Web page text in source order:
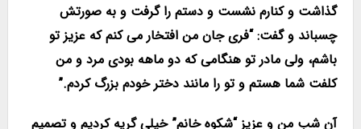
گذاشت و کنارم نشست و دستم را گرفت و به صورتش
چسباند و گفت: “فری جان من افتخار می کنم که عزیز تو
باشم، ولی مادر تو هنگامی که دو ماهه بودی مرد و من
کلفت شما هستم و تو را مانند دختر خودم بزرگ کردم.”
آن شب من و عزیز “شکوه خانم” خیلی گریه کردیم و تصمیم